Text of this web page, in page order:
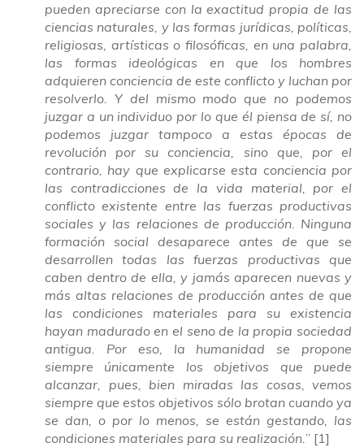
pueden apreciarse con la exactitud propia de las
ciencias naturales, y las formas jurídicas, políticas,
religiosas, artísticas o filosóficas, en una palabra,
las formas ideológicas en que los hombres
adquieren conciencia de este conflicto y luchan por
resolverlo. Y del mismo modo que no podemos
juzgar a un individuo por lo que él piensa de sí, no
podemos juzgar tampoco a estas épocas de
revolución por su conciencia, sino que, por el
contrario, hay que explicarse esta conciencia por
las contradicciones de la vida material, por el
conflicto existente entre las fuerzas productivas
sociales y las relaciones de producción. Ninguna
formación social desaparece antes de que se
desarrollen todas las fuerzas productivas que
caben dentro de ella, y jamás aparecen nuevas y
más altas relaciones de producción antes de que
las condiciones materiales para su existencia
hayan madurado en el seno de la propia sociedad
antigua. Por eso, la humanidad se propone
siempre únicamente los objetivos que puede
alcanzar, pues, bien miradas las cosas, vemos
siempre que estos objetivos sólo brotan cuando ya
se dan, o por lo menos, se están gestando, las
condiciones materiales para su realización. ” [1]